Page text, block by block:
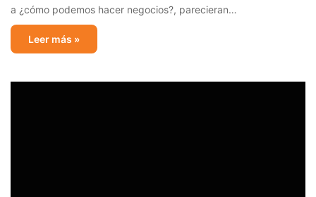
a ¿cómo podemos hacer negocios?, parecieran…
Leer más »